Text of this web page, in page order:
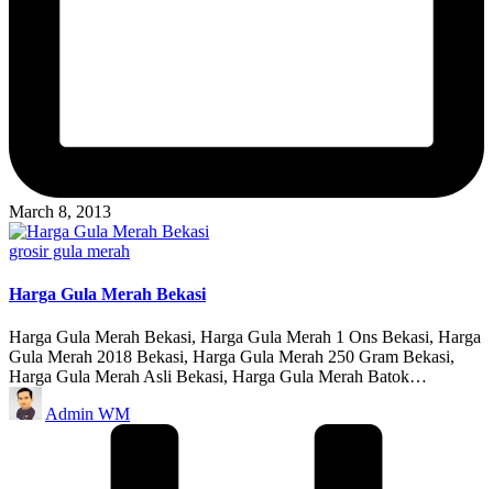
March 8, 2013
Posted
grosir gula merah
Harga Gula Merah Bekasi
Harga Gula Merah Bekasi, Harga Gula Merah 1 Ons Bekasi, Harga
Gula Merah 2018 Bekasi, Harga Gula Merah 250 Gram Bekasi,
Harga Gula Merah Asli Bekasi, Harga Gula Merah Batok…
Posted
by
Admin WM